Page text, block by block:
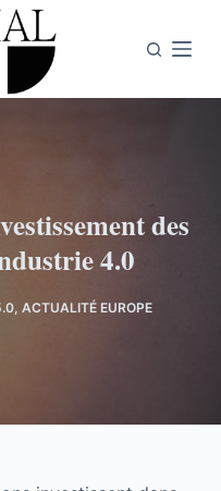
des
4.0
, ACTUALITÉ EUROPE